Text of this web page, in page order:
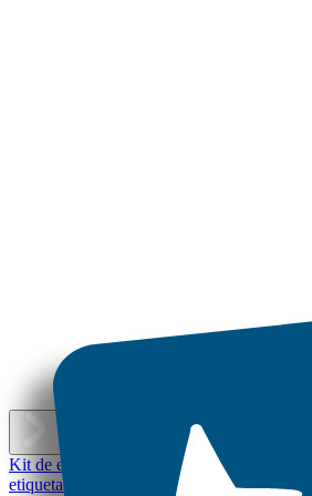
Kit de etiquetas personalizadasMini etiquetas
etiquetas
Etiquetas personalizadas